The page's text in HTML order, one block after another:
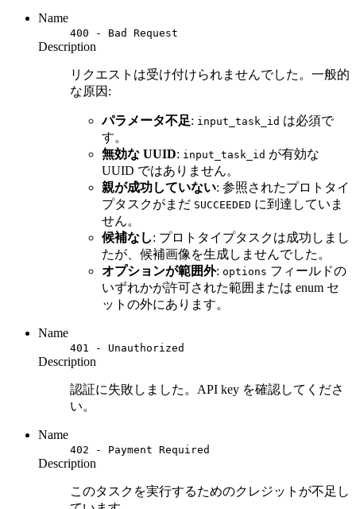
Name
400 - Bad Request
Description
リクエストは受け付けられませんでした。一般的
な原因:
パラメータ不足: input_task_id は必須で
す。
無効な UUID: input_task_id が有効な
UUID ではありません。
親が成功していない: 参照されたプロトタイ
プタスクがまだ SUCCEEDED に到達していま
せん。
候補なし: プロトタイプタスクは成功しまし
たが、候補画像を生成しませんでした。
オプションが範囲外: options フィールドの
いずれかが許可された範囲または enum セ
ットの外にあります。
Name
401 - Unauthorized
Description
認証に失敗しました。API key を確認してくださ
い。
Name
402 - Payment Required
Description
このタスクを実行するためのクレジットが不足し